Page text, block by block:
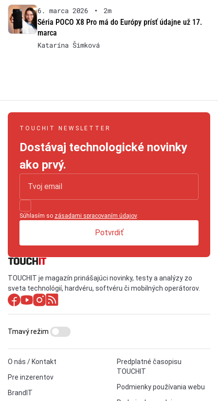
6. marca 2026 •
2m
Séria POCO X8 Pro má do Európy prísť údajne už 17.
marca
Katarína Šimková
TOUCHIT NEWSLETTER
Dostávaj technologické novinky
ako prvý.
Súhlasím so zásadami spracovaním údajov.
Potvrdiť
TOUCHIT je magazín prinášajúci novinky, testy a analýzy zo
sveta technológií, hardvéru, softvéru či mobilných operátorov.
O nás / Kontakt
Pre inzerentov
BrandIT
Predplatné časopisu
TOUCHIT
Podmienky používania webu
Tmavý režim